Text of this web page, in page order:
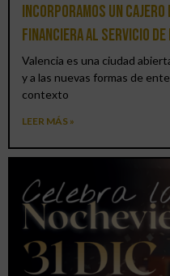
Incorporamos un cajero
financiera al servicio
Valencia es una ciudad
y a las nuevas formas de
contexto
LEER MÁS »